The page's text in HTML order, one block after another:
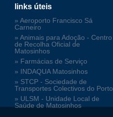
links úteis
» Aeroporto Francisco Sá
Carneiro
» Animais para Adoção - Centro
de Recolha Oficial de
Matosinhos
» Farmácias de Serviço
» INDAQUA Matosinhos
» STCP - Sociedade de
Transportes Colectivos do Porto
» ULSM - Unidade Local de
Saúde de Matosinhos